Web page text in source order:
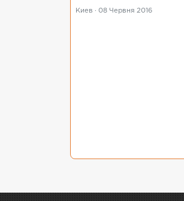
Киев · 08 Червня 2016